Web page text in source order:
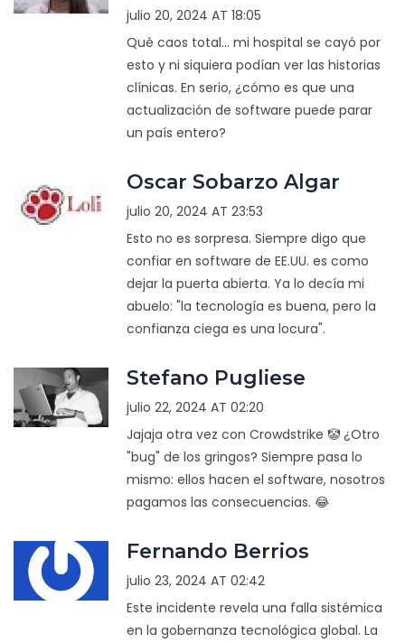
julio 20, 2024 AT 18:05
Qué caos total... mi hospital se cayó por
esto y ni siquiera podían ver las historias
clínicas. En serio, ¿cómo es que una
actualización de software puede parar
un país entero?
Oscar Sobarzo Algar
julio 20, 2024 AT 23:53
Esto no es sorpresa. Siempre digo que
confiar en software de EE.UU. es como
dejar la puerta abierta. Ya lo decía mi
abuelo: "la tecnología es buena, pero la
confianza ciega es una locura".
Stefano Pugliese
julio 22, 2024 AT 02:20
Jajaja otra vez con Crowdstrike 🤡 ¿Otro
"bug" de los gringos? Siempre pasa lo
mismo: ellos hacen el software, nosotros
pagamos las consecuencias. 😂
Fernando Berrios
julio 23, 2024 AT 02:42
Este incidente revela una falla sistémica
en la gobernanza tecnológica global. La